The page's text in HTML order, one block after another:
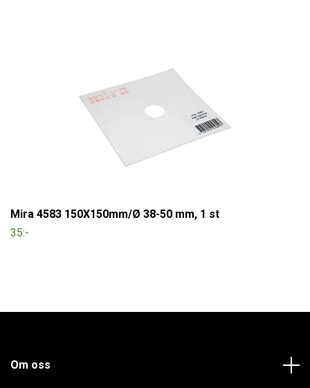
Mira 4583 150X150mm/Ø 38-50 mm, 1 st
35:-
Om oss